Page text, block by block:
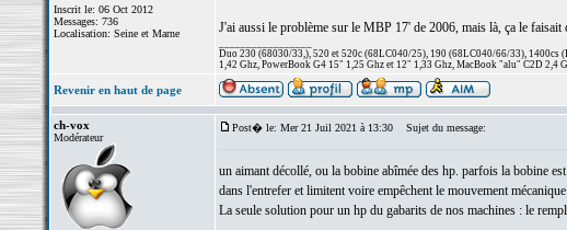
Inscrit le: 06 Oct 2012
Messages: 736
Localisation: Seine et Marne
J'ai aussi le problème sur le MBP 17' de 2006, mais là, ça le faisait
Duo 230 (68030/33,), 520 et 520c (68LC040/25), 190 (68LC040/66/33), 1400cs
1,42 Ghz, PowerBook G4 15" 1,25 Ghz et 12" 1,33 Ghz, MacBook "alu" C2D 2,4
Revenir en haut de page
ch-vox
Modérateur
Post� le: Mer 21 Juil 2021 à 13:30 Sujet du message:
un aimant décollé, ou la bobine abîmée des hp. parfois la bobine
dans l'entrefer et limitent voire empêchent le mouvement
La seule solution pour un hp du gabarits de nos machines : le